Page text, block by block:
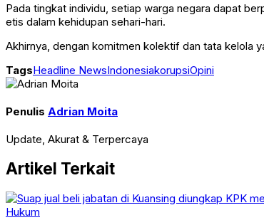
Pada tingkat individu, setiap warga negara dapat
etis dalam kehidupan sehari-hari.
Akhirnya, dengan komitmen kolektif dan tata kelola
TagsHeadline NewsIndonesiakorupsiOpini
Penulis Adrian Moita
Update, Akurat & Terpercaya
Artikel Terkait
Hukum